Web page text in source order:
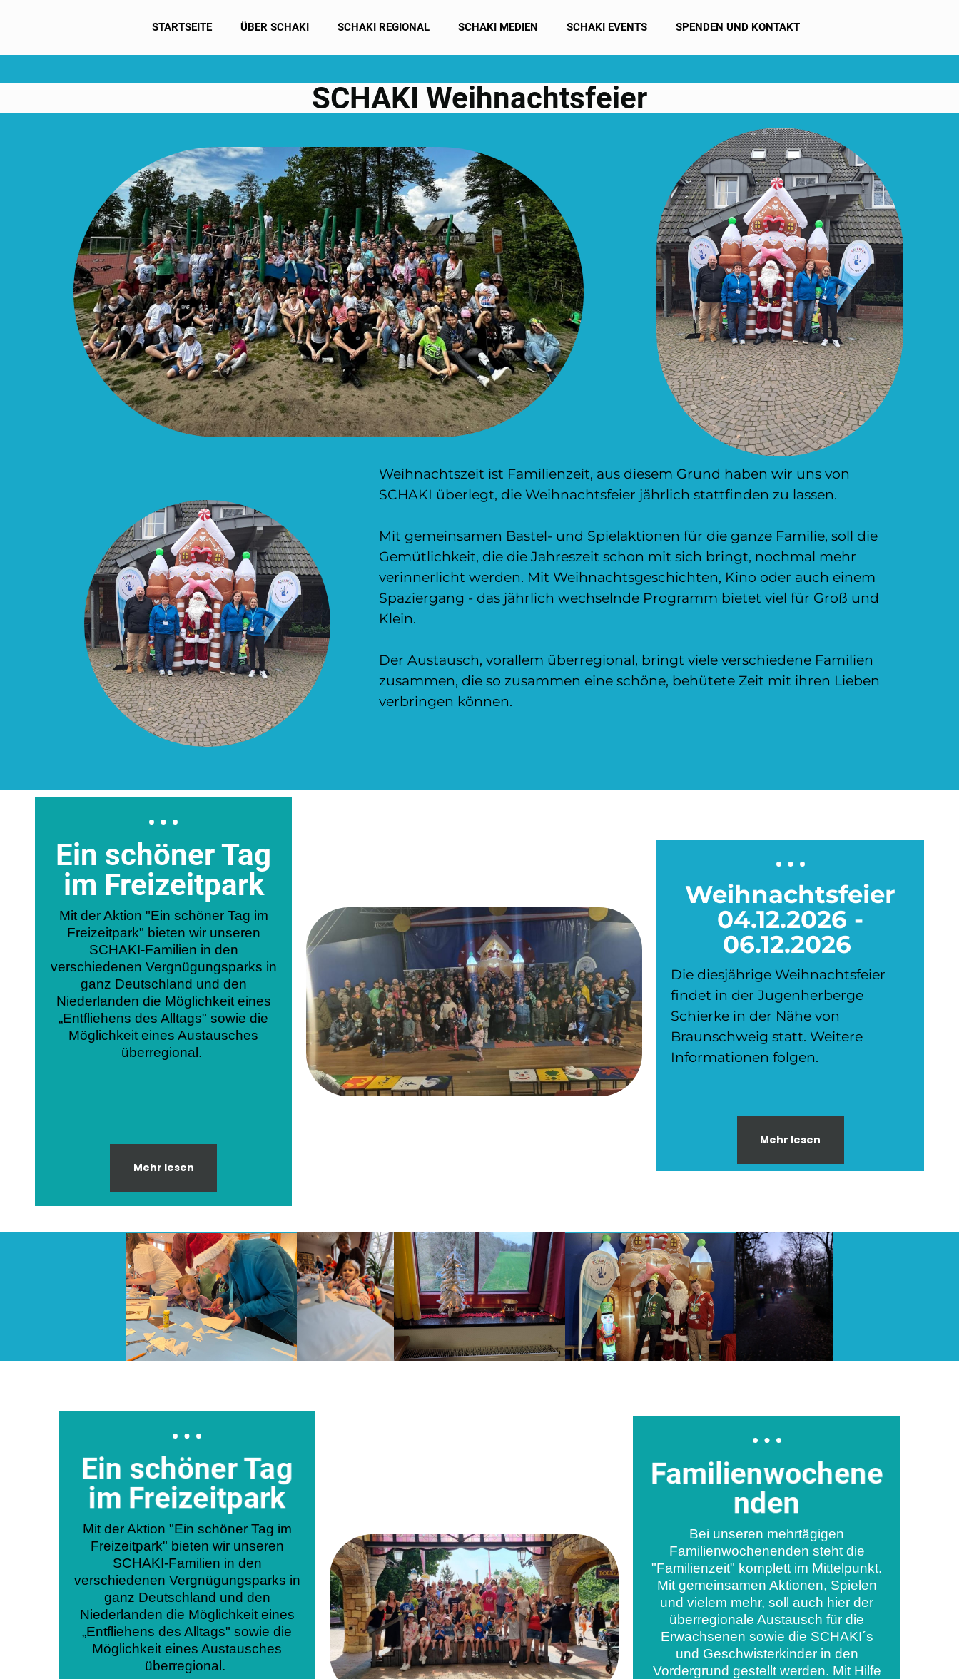
STARTSEITE ÜBER SCHAKI SCHAKI REGIONAL SCHAKI MEDIEN SCHAKI EVENTS SPENDEN UND KONTAKT
SCHAKI Weihnachtsfeier
Weihnachtszeit ist Familienzeit, aus diesem Grund haben wir uns von
SCHAKI überlegt, die Weihnachtsfeier jährlich stattfinden zu lassen.
Mit gemeinsamen Bastel- und Spielaktionen für die ganze Familie, soll die
Gemütlichkeit, die die Jahreszeit schon mit sich bringt, nochmal mehr
verinnerlicht werden. Mit Weihnachtsgeschichten, Kino oder auch einem
Spaziergang - das jährlich wechselnde Programm bietet viel für Groß und
Klein.
Der Austausch, vorallem überregional, bringt viele verschiedene Familien
zusammen, die so zusammen eine schöne, behütete Zeit mit ihren Lieben
verbringen können.
Ein schöner Tag
im Freizeitpark
Mit der Aktion "Ein schöner Tag im
Freizeitpark" bieten wir unseren
SCHAKI-Familien in den
verschiedenen Vergnügungsparks in
ganz Deutschland und den
Niederlanden die Möglichkeit eines
„Entfliehens des Alltags" sowie die
Möglichkeit eines Austausches
überregional.
Mehr lesen
Weihnachtsfeier
04.12.2026 -
06.12.2026
Die diesjährige Weihnachtsfeier
findet in der Jugenherberge
Schierke in der Nähe von
Braunschweig statt. Weitere
Informationen folgen.
Mehr lesen
Ein schöner Tag
im Freizeitpark
Mit der Aktion "Ein schöner Tag im
Freizeitpark" bieten wir unseren
SCHAKI-Familien in den
verschiedenen Vergnügungsparks in
ganz Deutschland und den
Niederlanden die Möglichkeit eines
„Entfliehens des Alltags" sowie die
Möglichkeit eines Austausches
überregional.
Familienwochene
nden
Bei unseren mehrtägigen
Familienwochenenden steht die
"Familienzeit" komplett im Mittelpunkt.
Mit gemeinsamen Aktionen, Spielen
und vielem mehr, soll auch hier der
überregionale Austausch für die
Erwachsenen sowie die SCHAKI´s
und Geschwisterkinder in den
Vordergrund gestellt werden. Mit Hilfe